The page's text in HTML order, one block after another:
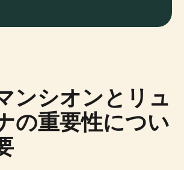
ンシオンとリュ
の重要性につい